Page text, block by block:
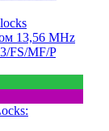
13,56 MHz
FS/MF/P